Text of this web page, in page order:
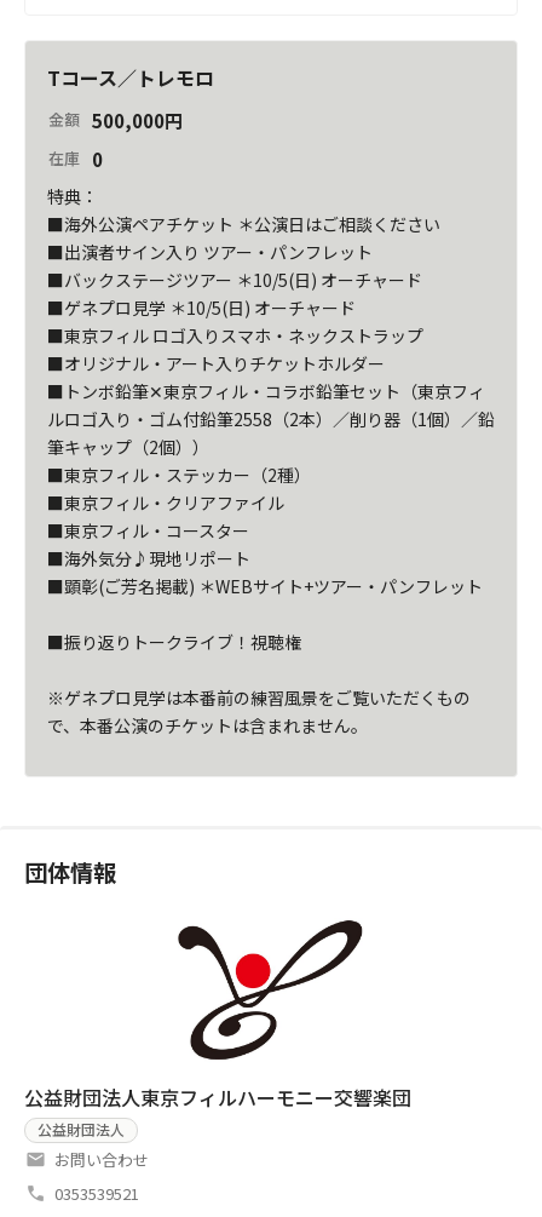
Tコース／トレモロ
金額 500,000円
在庫 0
特典：
■海外公演ペアチケット ＊公演日はご相談ください
■出演者サイン入り ツアー・パンフレット
■バックステージツアー ＊10/5(日) オーチャード
■ゲネプロ見学 ＊10/5(日) オーチャード
■東京フィル ロゴ入りスマホ・ネックストラップ
■オリジナル・アート入りチケットホルダー
■トンボ鉛筆✕東京フィル・コラボ鉛筆セット（東京フィ
ルロゴ入り・ゴム付鉛筆2558（2本）／削り器（1個）／鉛
筆キャップ（2個））
■東京フィル・ステッカー（2種）
■東京フィル・クリアファイル
■東京フィル・コースター
■海外気分♪現地リポート
■顕彰(ご芳名掲載) ＊WEBサイト+ツアー・パンフレット
■振り返りトークライブ！視聴権
※ゲネプロ見学は本番前の練習風景をご覧いただくもの
で、本番公演のチケットは含まれません。
団体情報
公益財団法人東京フィルハーモニー交響楽団
公益財団法人
お問い合わせ
0353539521